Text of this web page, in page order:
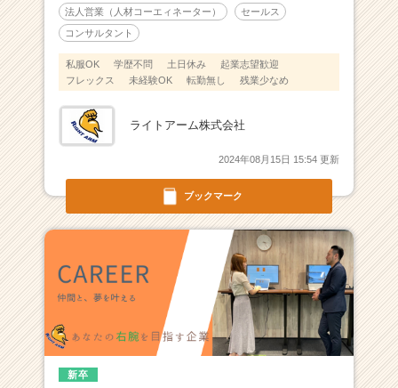
ャ
長
企
か
カ
ト
が
く
イ
ブックマーク
法人営業（人材コーエィネーター） セールス
コンサルタント
私服OK 学歴不問 土日休み
起業志望歓迎
フレックス
未経験OK 転勤無し 残業少なめ
ライトアーム株式会社
2024年08月15日 15:54 更新
新卒